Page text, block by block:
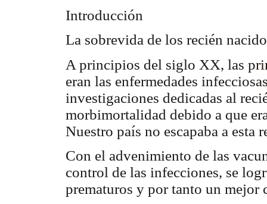
Introducción
La sobrevida de los recién
A principios del siglo XX, las
eran las enfermedades
investigaciones dedicadas al
morbimortalidad debido a que
Nuestro país no escapaba a esta
Con el advenimiento de las
control de las infecciones, se
prematuros y por tanto un mejor